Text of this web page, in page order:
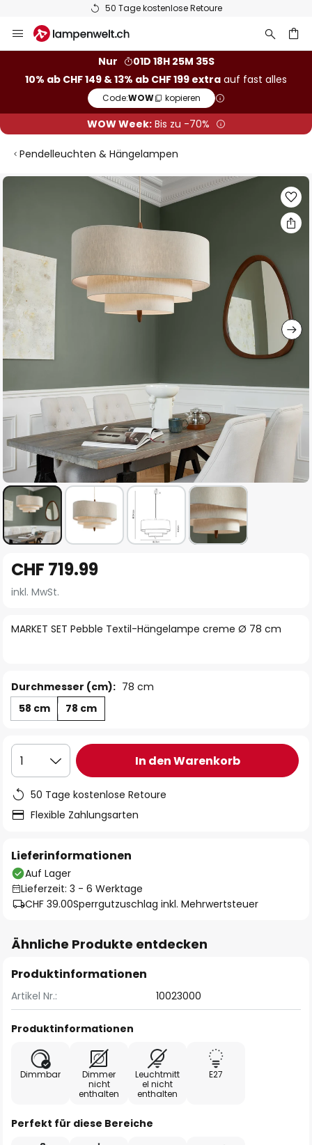
50 Tage kostenlose Retoure
Inhalt
Nur
01D 18H 25M 34S
10% ab CHF 149 & 13% ab CHF 199 extra auf fast alles
Code:WOW kopieren
WOW Week:Bis zu -70%
Pendelleuchten & Hängelampen
Zum
springen
Anfang
der
springen
MARKET SET Pebble Textil-Hängelampe creme Ø 78 cm
CHF 719.99
inkl. MwSt.
Durchmesser (cm): 78 cm
58 cm
78 cm
1 In den Warenkorb
50 Tage kostenlose Retoure
Flexible Zahlungsarten
Lieferinformationen
Auf Lager
Lieferzeit: 3 - 6 Werktage
CHF 39.00Sperrgutzuschlag inkl. Mehrwertsteuer
Ähnliche Produkte entdecken
Produktinformationen
Artikel Nr.: 10023000
Produktinformationen
Dimmbar
Dimmer
nicht
enthalten
Leuchtmitt
el nicht
enthalten
E27
Perfekt für diese Bereiche